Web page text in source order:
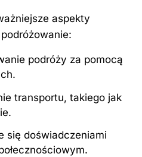
aspekty
podróży za pomocą
transportu, takiego jak
się doświadczeniami